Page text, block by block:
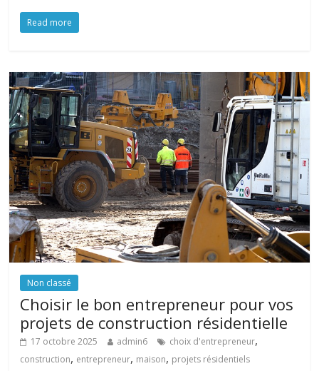
Read more
Non classé
Choisir le bon entrepreneur pour vos
projets de construction résidentielle
17 octobre 2025 admin6 choix d'entrepreneur,
construction, entrepreneur, maison, projets résidentiels